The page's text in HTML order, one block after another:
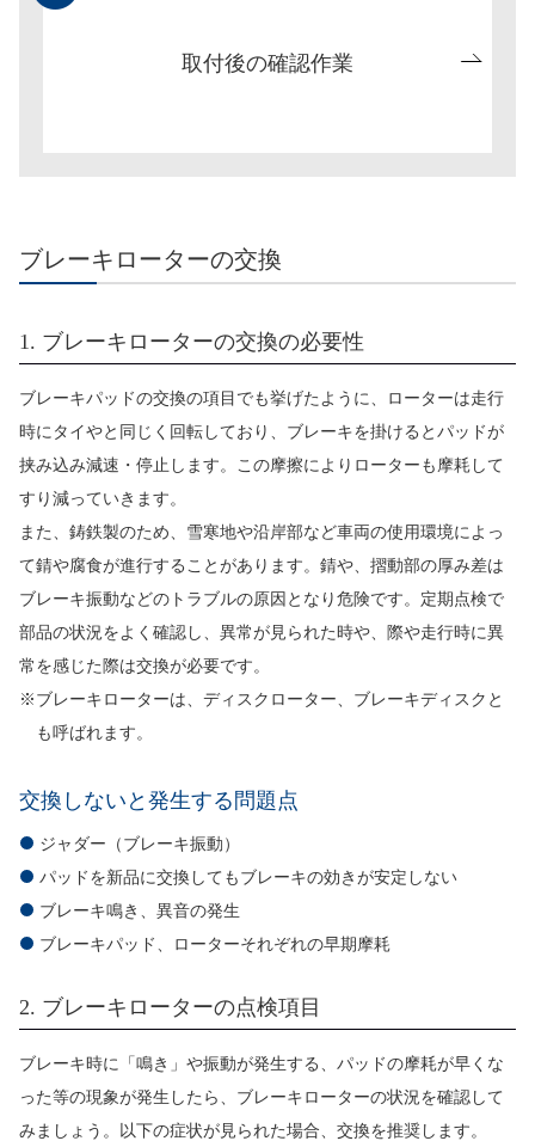
取付後の確認作業
ブレーキローターの交換
1. ブレーキローターの交換の必要性
ブレーキパッドの交換の項目でも挙げたように、ローターは走行
時にタイやと同じく回転しており、ブレーキを掛けるとパッドが
挟み込み減速・停止します。この摩擦によりローターも摩耗して
すり減っていきます。
また、鋳鉄製のため、雪寒地や沿岸部など車両の使用環境によっ
て錆や腐食が進行することがあります。錆や、摺動部の厚み差は
ブレーキ振動などのトラブルの原因となり危険です。定期点検で
部品の状況をよく確認し、異常が見られた時や、際や走行時に異
常を感じた際は交換が必要です。
※ブレーキローターは、ディスクローター、ブレーキディスクと
も呼ばれます。
交換しないと発生する問題点
ジャダー（ブレーキ振動）
パッドを新品に交換してもブレーキの効きが安定しない
ブレーキ鳴き、異音の発生
ブレーキパッド、ローターそれぞれの早期摩耗
2. ブレーキローターの点検項目
ブレーキ時に「鳴き」や振動が発生する、パッドの摩耗が早くな
った等の現象が発生したら、ブレーキローターの状況を確認して
みましょう。以下の症状が見られた場合、交換を推奨します。